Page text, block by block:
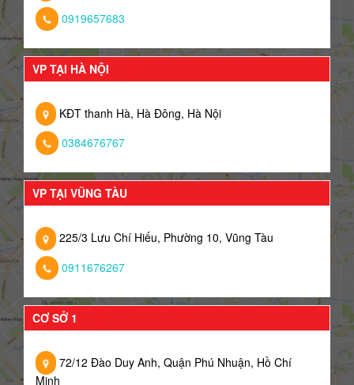
0919657683
VP TẠI HÀ NỘI
KĐT thanh Hà, Hà Đông, Hà Nội
0384676767
VP TẠI VŨNG TÀU
225/3 Lưu Chí Hiếu, Phường 10, Vũng Tàu
0911676267
CƠ SỞ 1
72/12 Đào Duy Anh, Quận Phú Nhuận, Hồ Chí
Minh